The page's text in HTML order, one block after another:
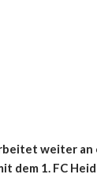
weiter
dem 1. FC